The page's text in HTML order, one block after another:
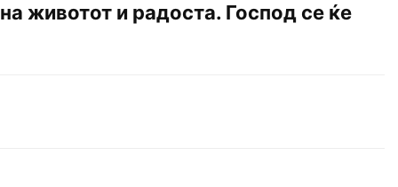
животот и радоста. Господ се ќе